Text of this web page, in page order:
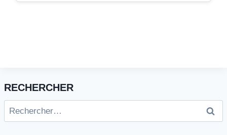
RECHERCHER
Rechercher :